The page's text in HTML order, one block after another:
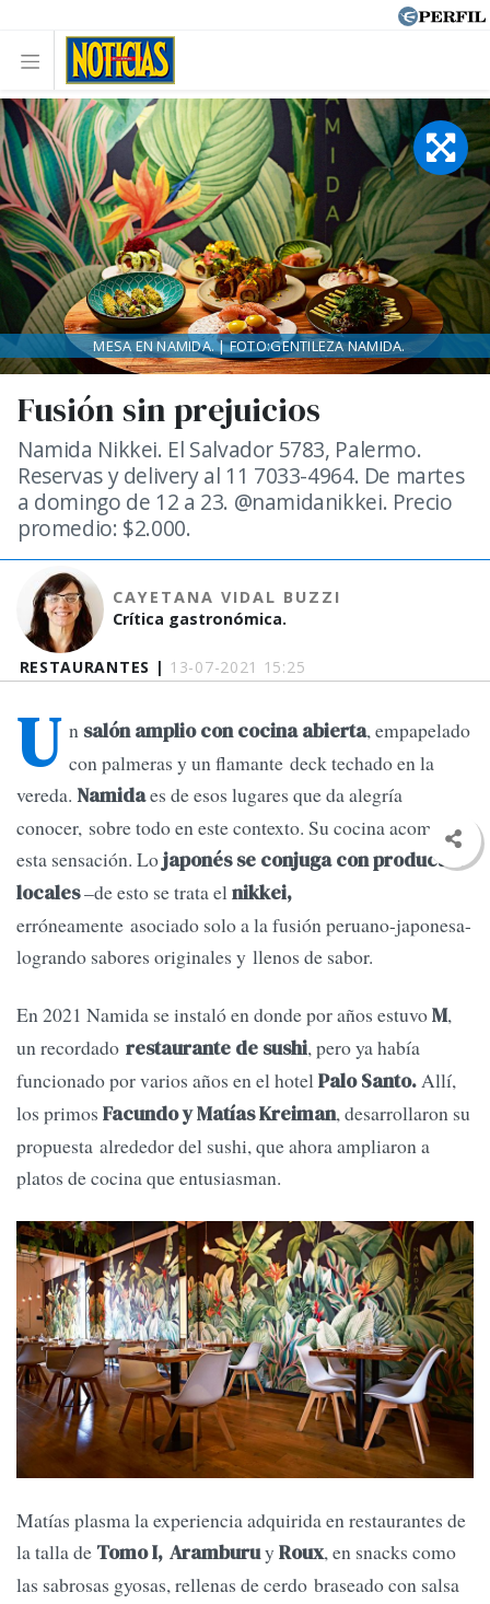
RESTAURANTES | 13-07-2021 15:25
Fusión sin prejuicios
Namida Nikkei. El Salvador 5783, Palermo.
Reservas y delivery al 11 7033-4964. De martes
a domingo de 12 a 23. @namidanikkei. Precio
promedio: $2.000.
CAYETANA VIDAL BUZZI
Crítica gastronómica.
MESA EN NAMIDA. | FOTO:GENTILEZA NAMIDA.
U n salón amplio con cocina abierta, empapelado
con palmeras y un flamante deck techado en la
vereda. Namidaes de esos lugares que da alegría
conocer, sobre todo en este contexto. Su cocina acompaña
esta sensación. Lojaponés se conjuga con productos
locales–de esto se trata elnikkei,
erróneamente asociado solo a la fusión peruano-japonesa-
logrando sabores originales y llenos de sabor.
En 2021 Namida se instaló en donde por años estuvoM,
un recordado restaurante de sushi, pero ya había
funcionado por varios años en el hotelPalo Santo.Allí,
los primos Facundo y Matías Kreiman, desarrollaron su
propuesta alrededor del sushi, que ahora ampliaron a
platos de cocina que entusiasman.
Matías plasma la experiencia adquirida en restaurantes de
la talla de Tomo I, Aramburuy Roux, en snacks como
las sabrosas gyosas, rellenas de cerdo braseado con salsa